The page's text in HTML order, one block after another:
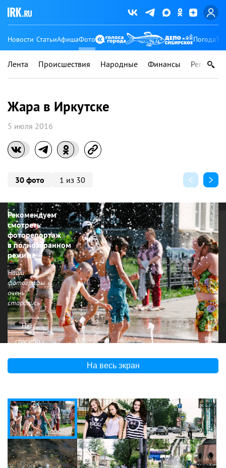
Новости СтатьиАфишаФото Погода
Лента Происшествия Народные Финансы Регионы
Жара в Иркутске
5 июля 2016
30 фото 1 из 30
Рекомендуем
смотреть
фоторепортаж
в полноэкранном
режиме
Наши
фотографы
очень
старались
Нет,
спасибо
На весь экран